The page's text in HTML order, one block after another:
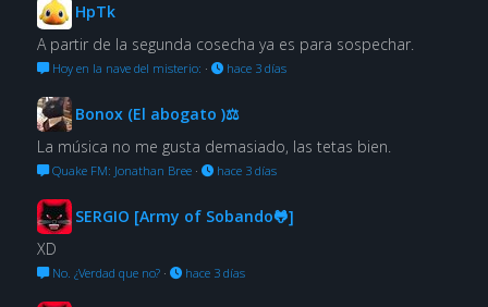
HpTk
A partir de la segunda cosecha ya es para sospechar.
Hoy en la nave del misterio: · hace 3 días
Bonox (El abogato )⚖
La música no me gusta demasiado, las tetas bien.
Quake FM: Jonathan Bree· hace 3 días
SERGIO [Army of Sobando🐸]
XD
No. ¿Verdad que no?· hace 3 días